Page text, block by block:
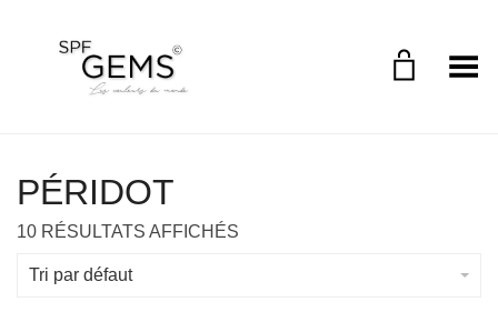
Toggle Menu
PÉRIDOT
10 RÉSULTATS AFFICHÉS
Tri par défaut